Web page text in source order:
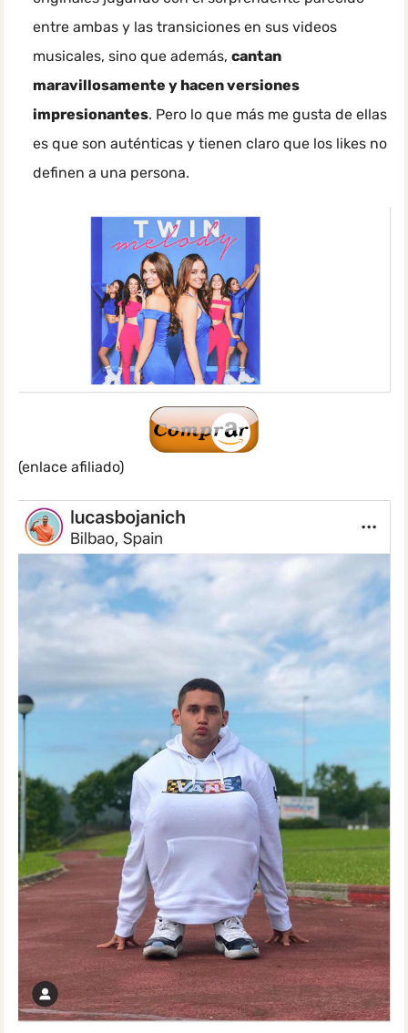
entre ambas y las transiciones en sus videos
musicales, sino que además, cantan
maravillosamente y hacen versiones
impresionantes. Pero lo que más me gusta de ellas
es que son auténticas y tienen claro que los likes no
definen a una persona.
(enlace afiliado)